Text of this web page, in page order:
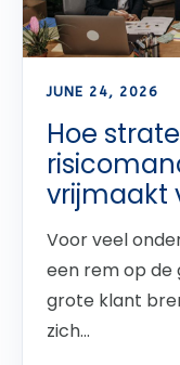
JUNE 24, 2026
Hoe
vrijmaakt
Voor veel
een rem op de
grote klant
zich...